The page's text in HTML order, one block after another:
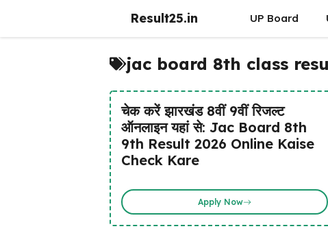
Result25.in UP Board
jac board 8th class
चेक करें झारखंड 8वीं 9वीं रिजल्ट
ऑनलाइन यहां से: Jac Board 8th
9th Result 2026 Online Kaise
Check Kare
Apply Now